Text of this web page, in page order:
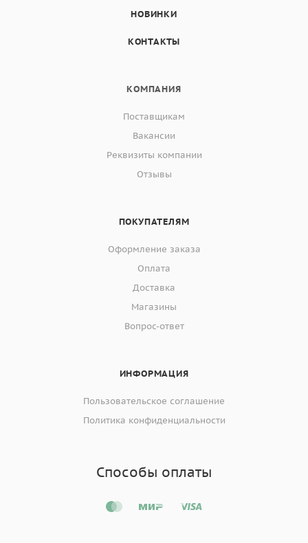
НОВИНКИ
КОНТАКТЫ
КОМПАНИЯ
Поставщикам
Вакансии
Реквизиты компании
Отзывы
ПОКУПАТЕЛЯМ
Оформление заказа
Оплата
Доставка
Магазины
Вопрос-ответ
ИНФОРМАЦИЯ
Пользовательское соглашение
Политика конфиденциальности
Способы оплаты